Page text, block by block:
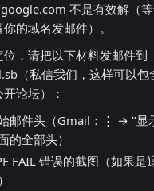
不是有效解（
的域名发邮件）。
位，请把以下材料发邮件到
（私信我们，这样可以
论坛）：
邮件头（Gmail：⋮ → "显
的全部头）
FAIL 错误的截图（如果是